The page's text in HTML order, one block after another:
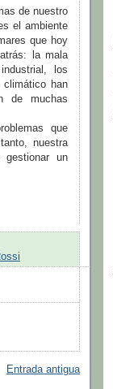
de nuestro
el ambiente
que hoy
la mala
los
han
de muchas
que
nuestra
gestionar un
Entrada antigua